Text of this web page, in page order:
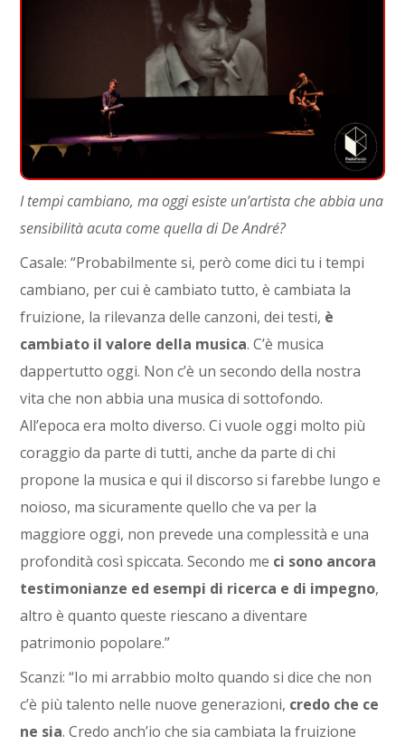
I tempi cambiano, ma oggi esiste un’artista che abbia una
sensibilità acuta come quella di De André?
Casale: “Probabilmente si, però come dici tu i tempi
cambiano, per cui è cambiato tutto, è cambiata la
fruizione, la rilevanza delle canzoni, dei testi, è
cambiato il valore della musica. C’è musica
dappertutto oggi. Non c’è un secondo della nostra
vita che non abbia una musica di sottofondo.
All’epoca era molto diverso. Ci vuole oggi molto più
coraggio da parte di tutti, anche da parte di chi
propone la musica e qui il discorso si farebbe lungo e
noioso, ma sicuramente quello che va per la
maggiore oggi, non prevede una complessità e una
profondità così spiccata. Secondo me ci sono ancora
testimonianze ed esempi di ricerca e di impegno,
altro è quanto queste riescano a diventare
patrimonio popolare.”
Scanzi: “Io mi arrabbio molto quando si dice che non
c’è più talento nelle nuove generazioni, credo che ce
ne sia. Credo anch’io che sia cambiata la fruizione